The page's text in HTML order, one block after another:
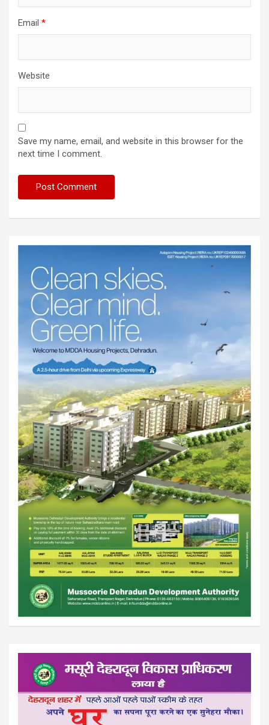
Email *
Website
Save my name, email, and website in this browser for the
next time I comment.